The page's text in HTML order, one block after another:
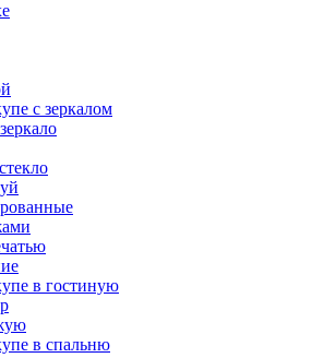
с зеркалом
в гостиную
в спальню